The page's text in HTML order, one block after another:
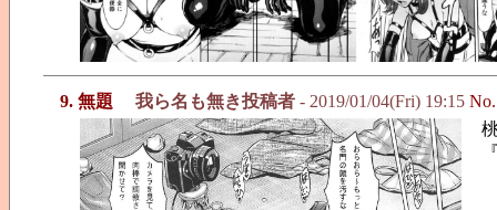
9. 無題 我ら名も無き投稿者 - 2019/01/04(Fri) 19:15